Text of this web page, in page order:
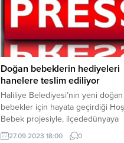
devam ediyor. Dün günü 9.266
kapatan BİST100 endeksi bugün
puandan işlem görmeye başladı.
12.00 itibariyle...
Doğan bebeklerin hediyeleri
hanelere teslim ediliyor
Haliliye Belediyesi’nin yeni doğan
bebekler için hayata geçirdiği
Bebek projesiyle, ilçededünyaya
gözlerini açan bebeklerin ilk
27.09.2023 18:00 0